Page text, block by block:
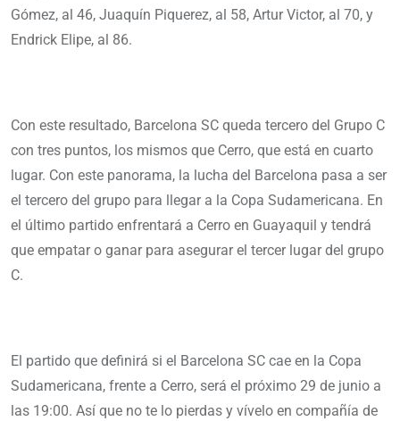
Gómez, al 46, Juaquín Piquerez, al 58, Artur Victor, al 70, y
Endrick Elipe, al 86.
Con este resultado, Barcelona SC queda tercero del Grupo C
con tres puntos, los mismos que Cerro, que está en cuarto
lugar. Con este panorama, la lucha del Barcelona pasa a ser
el tercero del grupo para llegar a la Copa Sudamericana. En
el último partido enfrentará a Cerro en Guayaquil y tendrá
que empatar o ganar para asegurar el tercer lugar del grupo
C.
El partido que definirá si el Barcelona SC cae en la Copa
Sudamericana, frente a Cerro, será el próximo 29 de junio a
las 19:00. Así que no te lo pierdas y vívelo en compañía de